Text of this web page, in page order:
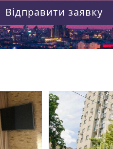
Відправити заявку